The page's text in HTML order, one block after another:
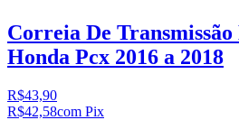
Correia De
Honda Pcx 2016 a 2018
R$43,90
R$42,58com Pix